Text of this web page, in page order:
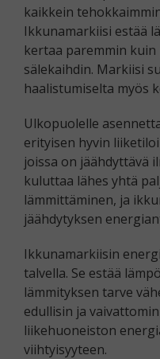
kaikkein
Ikkunamarkiisi estää
kertaa paremmin
sälekaihdin. Markiisi
haalistumiselta myös
Ulkopuolelle
erityisen hyvin
joissa on jäähdyttävä
kuluttaa lähes yhtä
lämmittäminen, ja
jäähdytyksen
Ikkunamarkiisin
talvella. Se estää
lämmityksen tarve
edullisin ja
liikehuoneiston
viihtyisyyteen.